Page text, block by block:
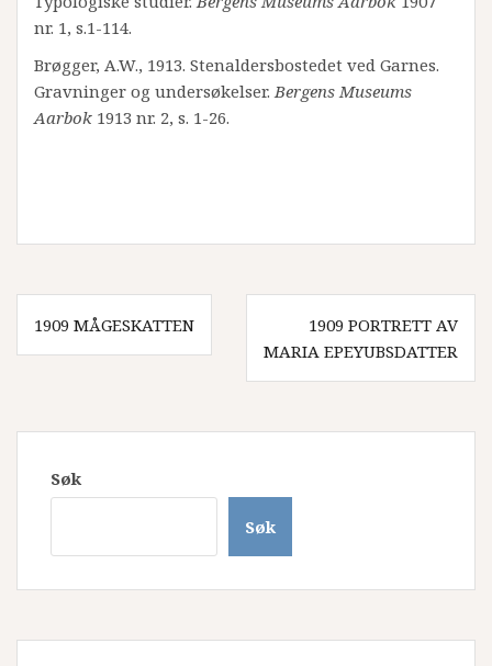
nr. 1, s.1-114.
Brøgger, A.W., 1913. Stenaldersbostedet ved Garnes.
Gravninger og undersøkelser.Bergens Museums
Aarbok 1913 nr. 2, s. 1-26.
Innleggsnavigasjon
1909 MÅGESKATTEN
1909 PORTRETT AV
MARIA EPEYUBSDATTER
Søk
Søk